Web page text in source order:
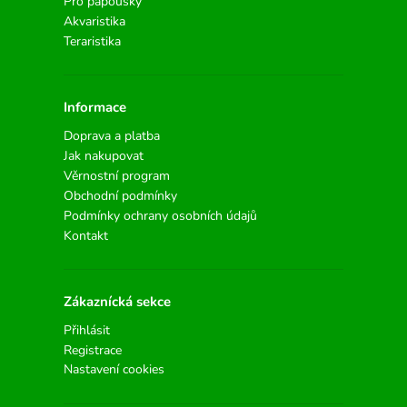
Akvaristika
Teraristika
Informace
Doprava a platba
Jak nakupovat
Věrnostní program
Obchodní podmínky
Podmínky ochrany osobních údajů
Kontakt
Zákaznícká sekce
Přihlásit
Registrace
Nastavení cookies